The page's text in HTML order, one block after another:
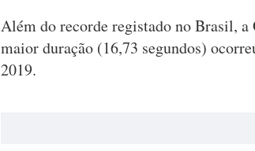
Além do recorde registado no Brasil,
maior duração (16,73 segundos)
2019.